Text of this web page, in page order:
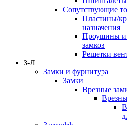
Сопутствующие
Пластины/
назначения
Проушины и
замков
Решетки
З-Л
Замки и фурнитура
Замки
Врезные